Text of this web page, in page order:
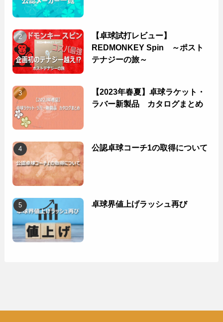
【卓球試打レビュー】
REDMONKEY Spin ～ポスト
テナジーの旅～
【2023年春夏】卓球ラケット・
ラバー新製品 カタログまとめ
公認卓球コーチ1の取得について
卓球界値上げラッシュ再び